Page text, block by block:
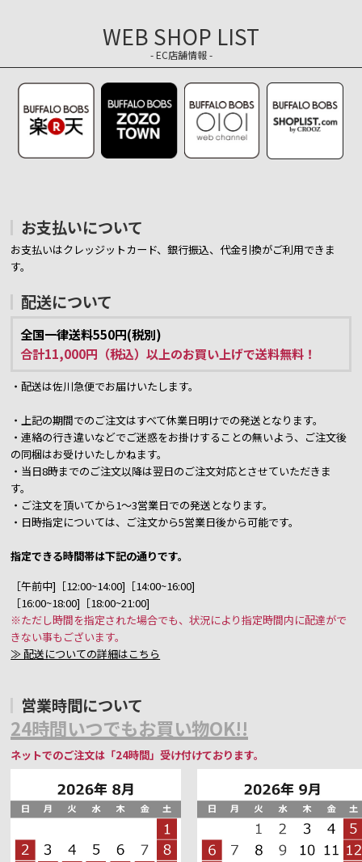
WEB SHOP LIST
- EC店舗情報 -
お支払いについて
お支払いはクレッジットカード、銀行振込、代金引換がご利用できま
す。
配送について
全国一律送料550円(税別)
合計11,000円（税込）以上のお買い上げで送料無料！
・配送は佐川急便でお届けいたします。
・上記の期間でのご注文はすべて休業日明けでの発送となります。
・連絡の行き違いなどでご迷惑をお掛けすることの無いよう、ご注文後
の同梱はお受けいたしかねます。
・当日8時までのご注文以降は翌日のご注文対応とさせていただきま
す。
・ご注文を頂いてから1～3営業日での発送となります。
・日時指定については、ご注文から5営業日後から可能です。
指定できる時間帯は下記の通りです。
［午前中]［12:00~14:00]［14:00~16:00]
［16:00~18:00]［18:00~21:00]
※ただし時間を指定された場合でも、状況により指定時間内に配達がで
きない事もございます。
≫ 配送についての詳細はこちら
営業時間について
24時間いつでもお買い物OK!!
ネットでのご注文は「24時間」受け付けております。